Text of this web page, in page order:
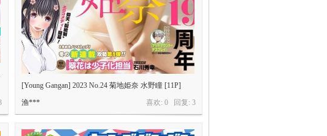
[Young Gangan] 2023 No.24 菊地姫奈 水野瞳 [11P]
喜欢: 0 回复: 3
渔***